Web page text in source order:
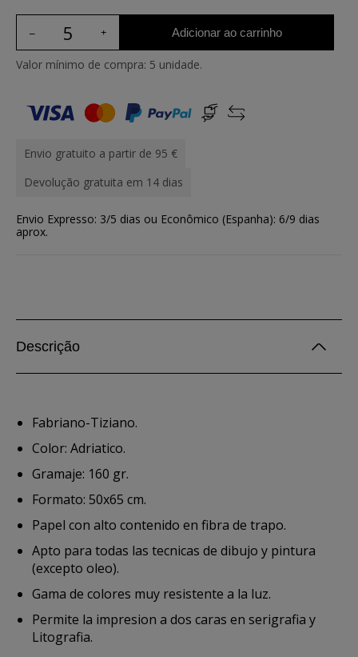
Adicionar ao carrinho
Valor mínimo de compra: 5 unidade.
Envio gratuito a partir de 95 €
Devolução gratuita em 14 dias
Envio Expresso: 3/5 dias ou Econômico (Espanha): 6/9 dias
aprox.
Descrição
Fabriano-Tiziano.
Color: Adriatico.
Gramaje: 160 gr.
Formato: 50x65 cm.
Papel con alto contenido en fibra de trapo.
Apto para todas las tecnicas de dibujo y pintura
(excepto oleo).
Gama de colores muy resistente a la luz.
Permite la impresion a dos caras en serigrafia y
Litografia.